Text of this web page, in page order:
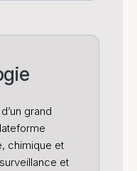
grand
chimique et
et